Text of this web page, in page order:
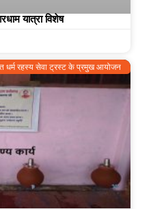
यात्रा विशेष
धर्म रहस्य सेवा ट्रस्ट के प्रमुख आयोजन